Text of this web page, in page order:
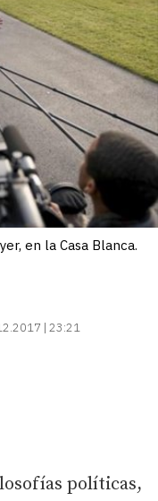
en la Casa Blanca.
| 23:21
políticas,